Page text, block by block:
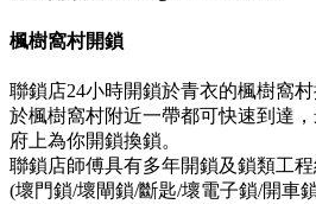
楓樹窩村開鎖
聯鎖店24小時開鎖於青衣的楓樹窩
於楓樹窩村附近一帶都可快速到達
府上為你開鎖換鎖。
聯鎖店師傅具有多年開鎖及鎖類工
(壞門鎖/壞閘鎖/斷匙/壞電子鎖/開車